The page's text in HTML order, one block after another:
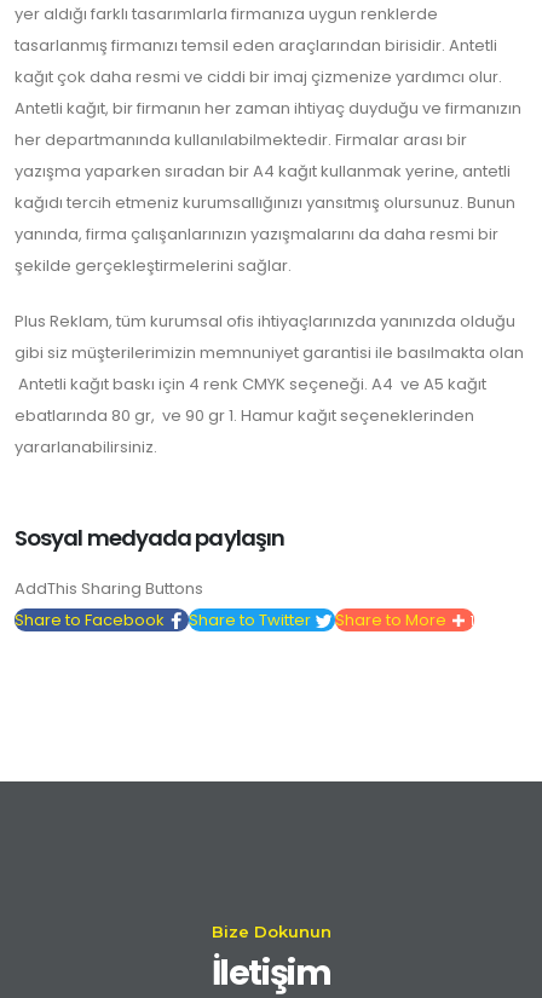
yer aldığı farklı tasarımlarla firmanıza uygun renklerde
tasarlanmış firmanızı temsil eden araçlarından birisidir. Antetli
kağıt çok daha resmi ve ciddi bir imaj çizmenize yardımcı olur.
Antetli kağıt, bir firmanın her zaman ihtiyaç duyduğu ve firmanızın
her departmanında kullanılabilmektedir. Firmalar arası bir
yazışma yaparken sıradan bir A4 kağıt kullanmak yerine, antetli
kağıdı tercih etmeniz kurumsallığınızı yansıtmış olursunuz. Bunun
yanında, firma çalışanlarınızın yazışmalarını da daha resmi bir
şekilde gerçekleştirmelerini sağlar.
Plus Reklam, tüm kurumsal ofis ihtiyaçlarınızda yanınızda olduğu
gibi siz müşterilerimizin memnuniyet garantisi ile basılmakta olan
Antetli kağıt baskı için 4 renk CMYK seçeneği. A4 ve A5 kağıt
ebatlarında 80 gr, ve 90 gr 1. Hamur kağıt seçeneklerinden
yararlanabilirsiniz.
Sosyal medyada paylaşın
AddThis Sharing Buttons
Share to Facebook
Share to Twitter Share to More 1
Bize Dokunun
İletişim